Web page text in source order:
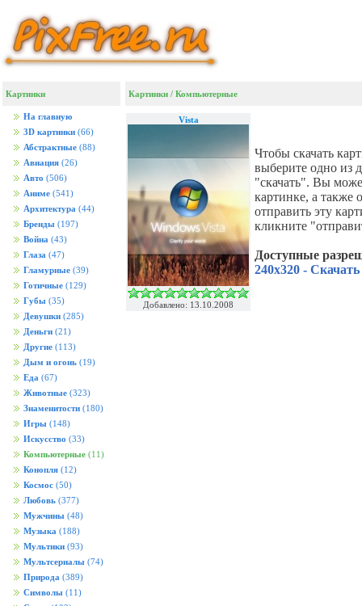
Картинки
На главную
3D картинки (66)
Абстрактные (88)
Авиация (26)
Авто (506)
Аниме (541)
Архитектура (44)
Бренды (197)
Война (43)
Глаза (47)
Гламурные (39)
Готичные (129)
Губы (35)
Девушки (285)
Деньги (21)
Другие (113)
Дым и огонь (19)
Еда (67)
Животные (323)
Знаменитости (180)
Игры (148)
Искусство (33)
Компьютерные (11)
Конопля (12)
Космос (50)
Любовь (377)
Мужчины (48)
Музыка (188)
Мультики (93)
Мультсериалы (74)
Природа (389)
Символы (11)
Картинки / Компьютерные
Vista
Добавлено: 13.10.2008
Чтобы скачать
выберите одно из
"скачать". Вы
картинке, а также
отправить эту
кликните
Доступные
240x320 - Скачать